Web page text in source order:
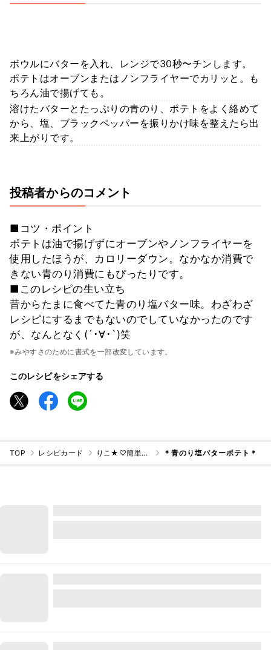
ボウルにバターを入れ、レンジで30秒〜チンします。
ポテトはオーブンまたはノンフライヤーでカリッと。も
ちろん油で揚げても。
溶けたバターとたっぷりの青のり、ポテトをよく絡めて
から、塩、ブラックペッパーを振りかけ味を整えたら出
来上がりです。
投稿者からのコメント
■コツ・ポイント
ポテトは油で揚げずにオーブンやノンフライヤーを
使用したほうが、カロリーダウン。なかなか消費で
きない青のり消費にもぴったりです。
■このレシピの生い立ち
昔からたまに食べてた青のり塩バター味。わざわざ
レシピにするまでもないのでしていなかったのです
が、なんとなく(´･∀･`)笑
※みやすさのために書式を一部改変しています。
このレシピをシェアする
TOP レシピカード りこ★♡簡単褒めらレシピ ＊青のり塩バターポテト＊